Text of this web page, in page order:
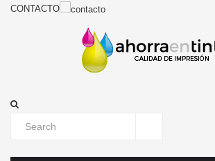
CONTACTO